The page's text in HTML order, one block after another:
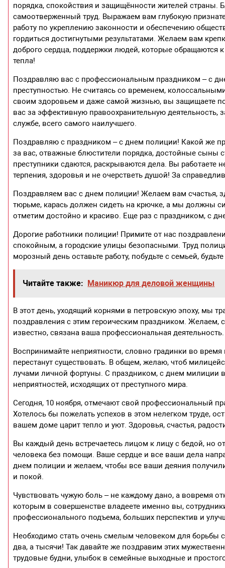
порядка, спокойствия и защищённости жителей страны.
самоотверженный труд. Выражаем вам глубокую
работу по укреплению законности и обеспечению
гордиться достигнутыми результатами. Желаем вам
доброго сердца, поддержки людей, которые обращаются
тепла!
Поздравляю вас с профессиональным праздником – с
преступностью. Не считаясь со временем,
своим здоровьем и даже самой жизнью, вы защищаете
вас за эффективную правоохранительную
службе, всего самого наилучшего.
Поздравляю с праздником – с днем полиции! Какой же
за вас, отважные блюстители порядка, достойные сыны
преступники сдаются, раскрываются дела. Вы работаете
терпения, здоровья и не очерстветь душой! За
Поздравляем вас с днем полиции! Желаем вам счастья,
тюрьме, карась должен сидеть на крючке, а мы должны
отметим достойно и красиво. Еще раз с праздником, с
Дорогие работники полиции! Примите от нас
спокойным, а городские улицы безопасными. Труд
морозный день оставьте работу, побудьте с семьей,
Читайте также: Маникюр для деловой женщины
В этот день, уходящий корнями в петровскую эпоху, мы
поздравления с этим героическим праздником. Желаем,
известно, связана ваша профессиональная деятельность.
Воспринимайте неприятности, словно градинки во
перестанут существовать. В общем, желаю, чтоб
лучами личной фортуны. С праздником, с днем милиции
неприятностей, исходящих от преступного мира.
Сегодня, 10 ноября, отмечают свой профессиональный
Хотелось бы пожелать успехов в этом нелегком труде,
вашем доме царит тепло и уют. Здоровья, счастья,
Вы каждый день встречаетесь лицом к лицу с бедой, но
человека без помощи. Ваше сердце и все ваши дела
днем полиции и желаем, чтобы все ваши деяния
и покой.
Чувствовать чужую боль – не каждому дано, а вовремя
которым в совершенстве владеете именно вы,
профессионального подъема, больших перспектив и
Необходимо стать очень смелым человеком для борьбы
два, а тысячи! Так давайте же поздравим этих
трудовые будни, улыбок в семейные выходные и